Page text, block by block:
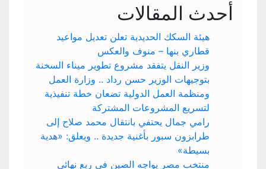
أحدث المقالات
هيئة السكك الحديدية تعلن تعديل مواعيد
قطاري بنها – منوف والعكس
وزير النقل يتفقد مشروع تطوير ميناء السخنة
بتوجيهات الوزير حسن رداد .. وزارة العمل
ومنظمة العمل الدولية تضعان خطة تنفيذية
لتسريع المشروعات المشتركة
رامي جمال يحتفي بانتقال محمد صلاح إلى
طرابزون سبور بأغنية جديدة .. ويعلق: «هدية
بسيطة»
منتخب مصر يواجه الصين في ربع نهائي